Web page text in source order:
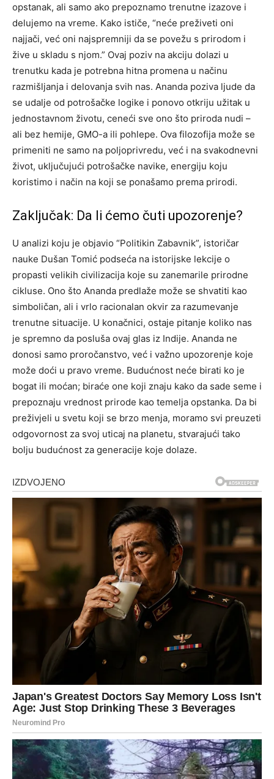
opstanak, ali samo ako prepoznamo trenutne izazove i
delujemo na vreme. Kako ističe, “neće preživeti oni
najjači, već oni najspremniji da se povežu s prirodom i
žive u skladu s njom.” Ovaj poziv na akciju dolazi u
trenutku kada je potrebna hitna promena u načinu
razmišljanja i delovanja svih nas. Ananda poziva ljude da
se udalje od potrošačke logike i ponovo otkriju užitak u
jednostavnom životu, ceneći sve ono što priroda nudi –
ali bez hemije, GMO-a ili pohlepe. Ova filozofija može se
primeniti ne samo na poljoprivredu, već i na svakodnevni
život, uključujući potrošačke navike, energiju koju
koristimo i način na koji se ponašamo prema prirodi.
Zaključak: Da li ćemo čuti upozorenje?
U analizi koju je objavio “Politikin Zabavnik”, istoričar
nauke Dušan Tomić podseća na istorijske lekcije o
propasti velikih civilizacija koje su zanemarile prirodne
cikluse. Ono što Ananda predlaže može se shvatiti kao
simboličan, ali i vrlo racionalan okvir za razumevanje
trenutne situacije. U konačnici, ostaje pitanje koliko nas
je spremno da posluša ovaj glas iz Indije. Ananda ne
donosi samo proročanstvo, već i važno upozorenje koje
može doći u pravo vreme. Budućnost neće birati ko je
bogat ili moćan; biraće one koji znaju kako da sade seme i
prepoznaju vrednost prirode kao temelja opstanka. Da bi
preživjeli u svetu koji se brzo menja, moramo svi preuzeti
odgovornost za svoj uticaj na planetu, stvarajući tako
bolju budućnost za generacije koje dolaze.